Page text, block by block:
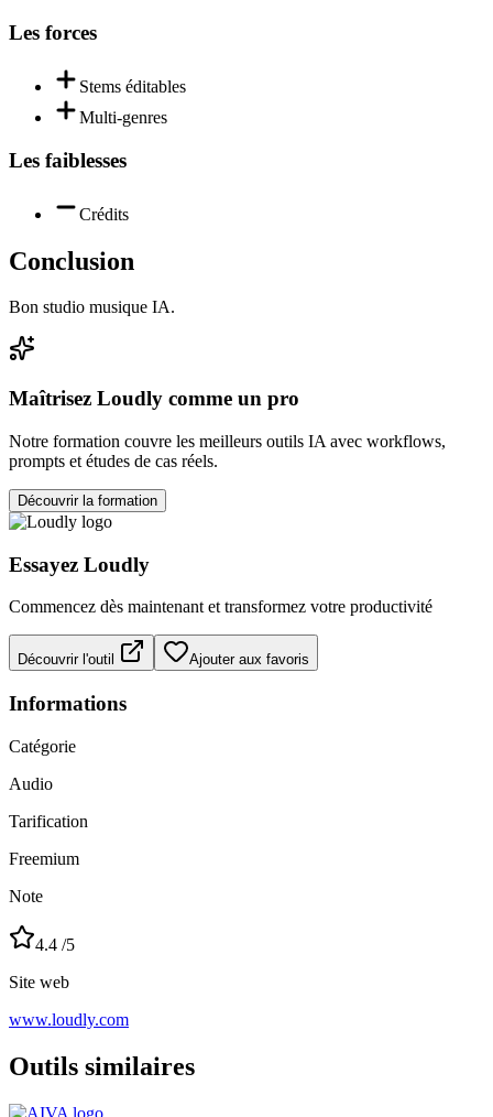
Les forces
Stems éditables
Multi-genres
Les faiblesses
Crédits
Conclusion
Bon studio musique IA.
Maîtrisez Loudly comme un pro
Notre formation couvre les meilleurs outils IA avec workflows,
prompts et études de cas réels.
Découvrir la formation
Essayez Loudly
Commencez dès maintenant et transformez votre productivité
Découvrir l'outil Ajouter aux favoris
Informations
Catégorie
Audio
Tarification
Freemium
Note
4.4 /5
Site web
www.loudly.com
Outils similaires